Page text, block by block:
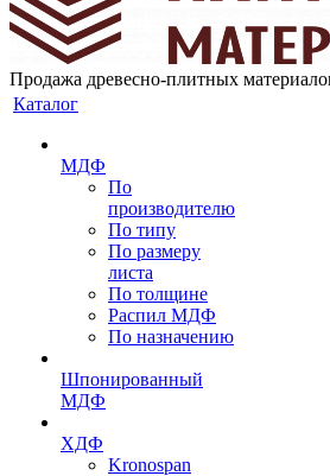
Продажа древесно-плитных
Каталог
МДФ
По
производителю
По типу
По размеру
листа
По толщине
Распил МДФ
По назначению
Шпонированный
МДФ
ХДФ
Kronospan